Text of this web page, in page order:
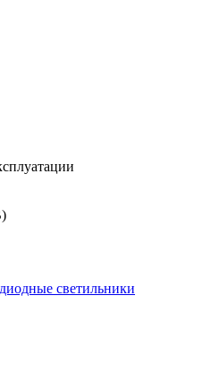
светильники